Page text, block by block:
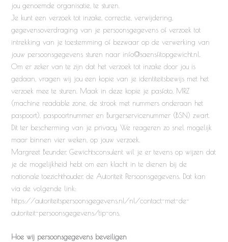
jou genoemde organisatie, te sturen.
Je kunt een verzoek tot inzake, correctie, verwijdering,
gegevensoverdraging van je persoonsgegevens of verzoek tot
intrekking van je toestemming of bezwaar op de verwerking van
jouw persoonsgegevens sturen naar info@saensfitopgewicht.nl.
Om er zeker van te zijn dat het verzoek tot inzake door jou is
gedaan, vragen wij jou een kopie van je identiteitsbewijs met het
verzoek mee te sturen. Maak in deze kopie je pasfoto, MRZ
(machine readable zone, de strook met nummers onderaan het
paspoort), paspoortnummer en Burgerservicenummer (BSN) zwart.
Dit ter bescherming van je privacy. We reageren zo snel mogelijk
maar binnen vier weken, op jouw verzoek.
Margreet Beunder, Gewichtsconsulent wil je er tevens op wijzen dat
je de mogelijkheid hebt om een klacht in te dienen bij de
nationale toezichthouder, de Autoriteit Persoonsgegevens. Dat kan
via de volgende link:
https://autoriteitspersoonsgegevens.nl/nl/contact-met-de-
autoriteit-persoonsgegevens/tip-ons.
Hoe wij persoonsgegevens beveiligen